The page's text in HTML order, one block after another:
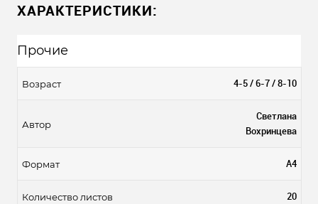
ХАРАКТЕРИСТИКИ:
Прочие
Возраст 4-5 / 6-7 / 8-10
Автор
Светлана
Вохринцева
Формат А4
Количество листов 20